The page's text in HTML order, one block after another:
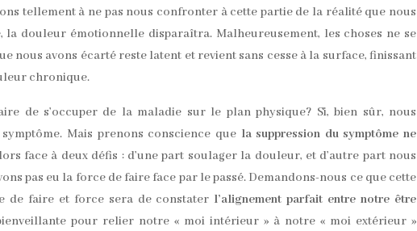
tellement à ne pas nous confronter à cette partie de la réalité que nous
la douleur émotionnelle disparaîtra. Malheureusement, les choses ne se
nous avons écarté reste latent et revient sans cesse à la surface, finissant
chronique.
de s’occuper de la maladie sur le plan physique? Si, bien sûr, nous
Mais prenons conscience que la suppression du symptôme ne
face à deux défis : d’une part soulager la douleur, et d’autre part nous
pas eu la force de faire face par le passé. Demandons-nous ce que cette
de faire et force sera de constater l’alignement parfait entre notre être
pour relier notre « moi intérieur » à notre « moi extérieur »